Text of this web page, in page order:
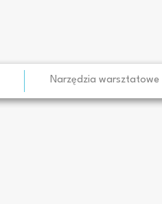
Narzędzia warsztatowe